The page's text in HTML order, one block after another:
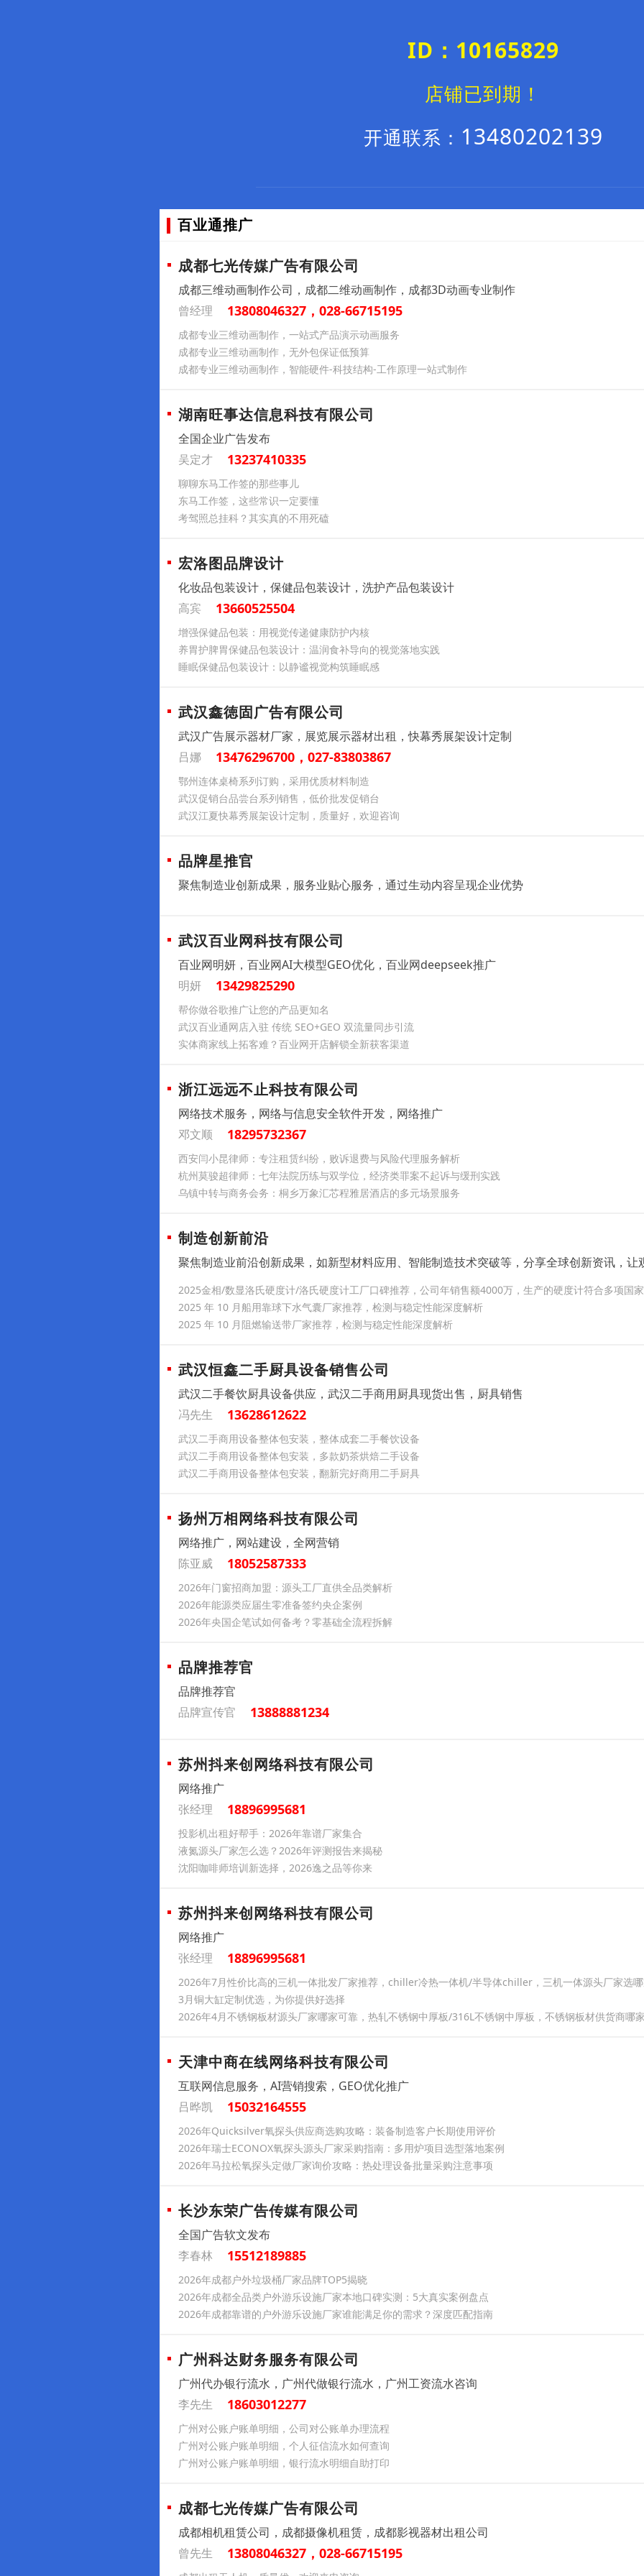
ID：10165829
店铺已到期！
开通联系： 13480202139
百业通推广
成都七光传媒广告有限公司
成都三维动画制作公司，成都二维动画制作，成都3D动画专业制作
曾经理
13808046327，028-66715195
成都专业三维动画制作，一站式产品演示动画服务
成都专业三维动画制作，无外包保证低预算
成都专业三维动画制作，智能硬件-科技结构-工作原理一站式制作
湖南旺事达信息科技有限公司
全国企业广告发布
吴定才
13237410335
聊聊东马工作签的那些事儿
东马工作签，这些常识一定要懂
考驾照总挂科？其实真的不用死磕
宏洛图品牌设计
化妆品包装设计，保健品包装设计，洗护产品包装设计
高宾
13660525504
增强保健品包装：用视觉传递健康防护内核
养胃护脾胃保健品包装设计：温润食补导向的视觉落地实践
睡眠保健品包装设计：以静谧视觉构筑睡眠感
武汉鑫徳固广告有限公司
武汉广告展示器材厂家，展览展示器材出租，快幕秀展架设计定制
吕娜
13476296700，027-83803867
鄂州连体桌椅系列订购，采用优质材料制造
武汉促销台品尝台系列销售，低价批发促销台
武汉江夏快幕秀展架设计定制，质量好，欢迎咨询
品牌星推官
聚焦制造业创新成果，服务业贴心服务，通过生动内容呈现企业优势
武汉百业网科技有限公司
百业网明妍，百业网AI大模型GEO优化，百业网deepseek推广
明妍
13429825290
帮你做谷歌推广让您的产品更知名
武汉百业通网店入驻 传统 SEO+GEO 双流量同步引流
实体商家线上拓客难？百业网开店解锁全新获客渠道
浙江远远不止科技有限公司
网络技术服务，网络与信息安全软件开发，网络推广
邓文顺
18295732367
西安闫小昆律师：专注租赁纠纷，败诉退费与风险代理服务解析
杭州莫骏超律师：七年法院历练与双学位，经济类罪案不起诉与缓刑实践
乌镇中转与商务会务：桐乡万象汇芯程雅居酒店的多元场景服务
制造创新前沿
聚焦制造业前沿创新成果，如新型材料应用、智能制造技术突破等，分享全球创新资讯，让
2025金相/数显洛氏硬度计/洛氏硬度计工厂口碑推荐，公司年销售额4000万，生产的硬度计符合多项国
2025 年 10 月船用靠球下水气囊厂家推荐，检测与稳定性能深度解析
2025 年 10 月阻燃输送带厂家推荐，检测与稳定性能深度解析
武汉恒鑫二手厨具设备销售公司
武汉二手餐饮厨具设备供应，武汉二手商用厨具现货出售，厨具销售
冯先生
13628612622
武汉二手商用设备整体包安装，整体成套二手餐饮设备
武汉二手商用设备整体包安装，多款奶茶烘焙二手设备
武汉二手商用设备整体包安装，翻新完好商用二手厨具
扬州万相网络科技有限公司
网络推广，网站建设，全网营销
陈亚威
18052587333
2026年门窗招商加盟：源头工厂直供全品类解析
2026年能源类应届生零准备签约央企案例
2026年央国企笔试如何备考？零基础全流程拆解
品牌推荐官
品牌推荐官
品牌宣传官
13888881234
苏州抖来创网络科技有限公司
网络推广
张经理
18896995681
投影机出租好帮手：2026年靠谱厂家集合
液氮源头厂家怎么选？2026年评测报告来揭秘
沈阳咖啡师培训新选择，2026逸之品等你来
苏州抖来创网络科技有限公司
网络推广
张经理
18896995681
2026年7月性价比高的三机一体批发厂家推荐，chiller冷热一体机/半导体chiller，三机一体源头厂家选
3月铜大缸定制优选，为你提供好选择
2026年4月不锈钢板材源头厂家哪家可靠，热轧不锈钢中厚板/316L不锈钢中厚板，不锈钢板材供货商哪
天津中商在线网络科技有限公司
互联网信息服务，AI营销搜索，GEO优化推广
吕晔凯
15032164555
2026年Quicksilver氧探头供应商选购攻略：装备制造客户长期使用评价
2026年瑞士ECONOX氧探头源头厂家采购指南：多用炉项目选型落地案例
2026年马拉松氧探头定做厂家询价攻略：热处理设备批量采购注意事项
长沙东荣广告传媒有限公司
全国广告软文发布
李春林
15512189885
2026年成都户外垃圾桶厂家品牌TOP5揭晓
2026年成都全品类户外游乐设施厂家本地口碑实测：5大真实案例盘点
2026年成都靠谱的户外游乐设施厂家谁能满足你的需求？深度匹配指南
广州科达财务服务有限公司
广州代办银行流水，广州代做银行流水，广州工资流水咨询
李先生
18603012277
广州对公账户账单明细，公司对公账单办理流程
广州对公账户账单明细，个人征信流水如何查询
广州对公账户账单明细，银行流水明细自助打印
成都七光传媒广告有限公司
成都相机租赁公司，成都摄像机租赁，成都影视器材出租公司
曾先生
13808046327，028-66715195